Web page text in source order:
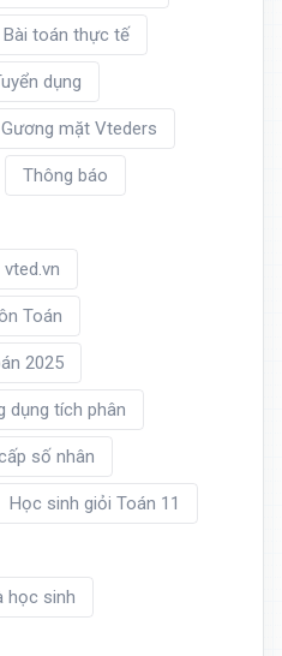
Bài toán thực tế
dụng
Gương mặt Vteders
Thông báo
Toán
2025
dụng tích phân
số nhân
Học sinh giỏi Toán 11
học sinh